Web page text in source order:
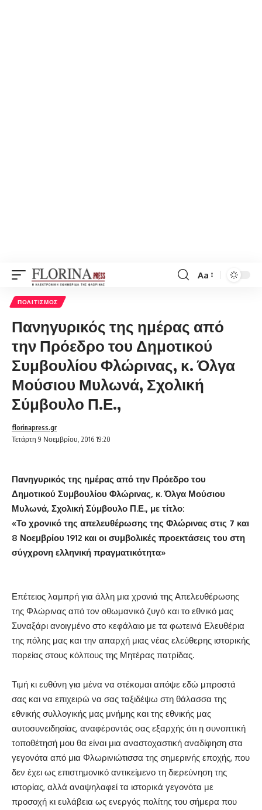
Font
Aa
ΠΟΛΙΤΙΣΜΌΣ
Πανηγυρικός της ημέρας από
την Πρόεδρο του Δημοτικού
Συμβουλίου Φλώρινας, κ. Όλγα
Μούσιου Μυλωνά, Σχολική
Σύμβουλο Π.Ε.,
Τετάρτη 9 Νοεμβρίου, 2016 19:20
florinapress.gr
Πανηγυρικός της ημέρας από την Πρόεδρο του
Δημοτικού Συμβουλίου Φλώρινας, κ. Όλγα Μούσιου
Μυλωνά, Σχολική Σύμβουλο Π.Ε., με τίτλο:
«Το χρονικό της απελευθέρωσης της Φλώρινας στις 7 και
8 Νοεμβρίου 1912 και οι συμβολικές προεκτάσεις του στη
σύγχρονη ελληνική πραγματικότητα»
Επέτειος λαμπρή για άλλη μια χρονιά της Απελευθέρωσης
της Φλώρινας από τον οθωμανικό ζυγό και το εθνικό μας
Συναξάρι ανοιγμένο στο κεφάλαιο με τα φωτεινά Ελευθέρια
της πόλης μας και την απαρχή μιας νέας ελεύθερης ιστορικής
πορείας στους κόλπους της Μητέρας πατρίδας.
Τιμή κι ευθύνη για μένα να στέκομαι απόψε εδώ μπροστά
σας και να επιχειρώ να σας ταξιδέψω στη θάλασσα της
εθνικής συλλογικής μας μνήμης και της εθνικής μας
αυτοσυνειδησίας, αναφέροντάς σας εξαρχής ότι η συνοπτική
τοποθέτησή μου θα είναι μια αναστοχαστική αναδίφηση στα
γεγονότα από μια Φλωρινιώτισσα της σημερινής εποχής, που
δεν έχει ως επιστημονικό αντικείμενο τη διερεύνηση της
ιστορίας, αλλά αναψηλαφεί τα ιστορικά γεγονότα με
προσοχή κι ευλάβεια ως ενεργός πολίτης του σήμερα που